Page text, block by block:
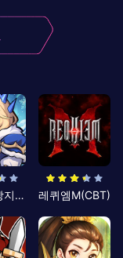
킹방치: 빵지의 제왕 레퀴엠M(CBT)